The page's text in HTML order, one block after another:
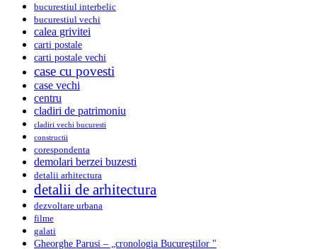
bucurestiul interbelic
bucurestiul vechi
calea grivitei
carti postale
carti postale vechi
case cu povesti
case vechi
centru
cladiri de patrimoniu
cladiri vechi bucuresti
constructii
corespondenta
demolari berzei buzesti
detalii arhitectura
detalii de arhitectura
dezvoltare urbana
filme
galati
Gheorghe Parusi – „cronologia Bucureştilor "